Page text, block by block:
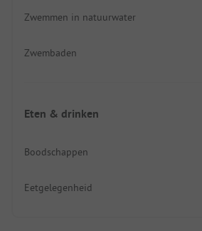
Zwemmen in natuurwater
Zwembaden
Eten & drinken
Boodschappen
Eetgelegenheid